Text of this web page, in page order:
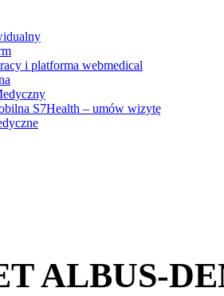
i platforma webmedical
S7Health – umów wizytę
ALBUS-